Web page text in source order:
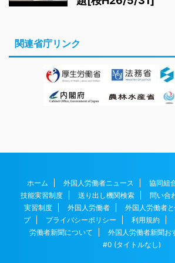
関連省庁リンク
ホーム 外国人労働者ニュース
協同組
技能実習制度
送り出し機関検索 問い合
実習制度
外国人労働者 外国人労働者と
プ
プライバシーポリシー 利用規約
労働者新聞について
外国人労働者新聞お
#0 (タイトルなし)